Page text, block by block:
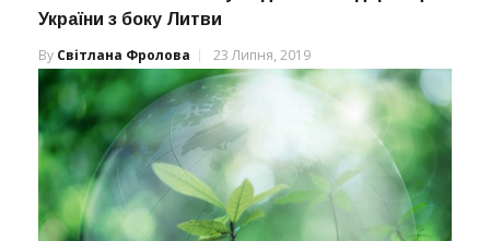
України з боку Литви
By Світлана Фролова 23 Липня, 2019